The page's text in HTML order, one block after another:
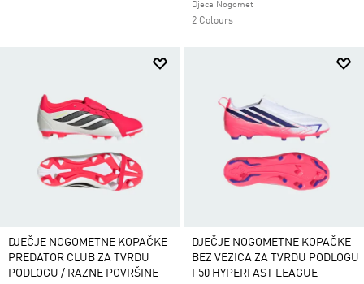
Djeca Nogomet
2 Colours
DJEČJE NOGOMETNE KOPAČKE
PREDATOR CLUB ZA TVRDU
PODLOGU / RAZNE POVRŠINE
DJEČJE NOGOMETNE KOPAČKE
BEZ VEZICA ZA TVRDU PODLOGU
F50 HYPERFAST LEAGUE